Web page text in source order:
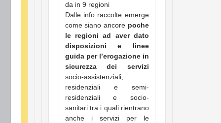
da in 9 regioni
Dalle info raccolte emerge
come siano ancore poche
le regioni ad aver dato
disposizioni e linee
guida per l’erogazione in
sicurezza dei servizi
socio-assistenziali,
residenziali e semi-
residenziali e socio-
sanitari tra i quali rientrano
anche i servizi per le